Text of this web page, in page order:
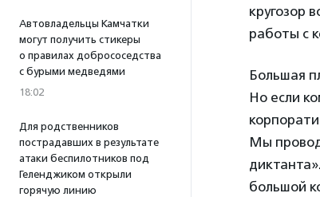
Автовладельцы Камчатки
могут получить стикеры
о правилах добрососедства
с бурыми медведями
18:02
Для родственников
пострадавших в результате
атаки беспилотников под
Геленджиком открыли
горячую линию
кругозор
работы с
Большая
Но если
Мы
большой